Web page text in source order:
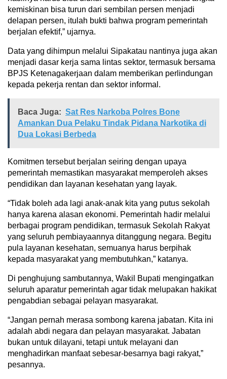
kemiskinan bisa turun dari sembilan persen menjadi
delapan persen, itulah bukti bahwa program pemerintah
berjalan efektif,” ujarnya.
Data yang dihimpun melalui Sipakatau nantinya juga akan
menjadi dasar kerja sama lintas sektor, termasuk bersama
BPJS Ketenagakerjaan dalam memberikan perlindungan
kepada pekerja rentan dan sektor informal.
Baca Juga: Sat Res Narkoba Polres Bone
Amankan Dua Pelaku Tindak Pidana Narkotika di
Dua Lokasi Berbeda
Komitmen tersebut berjalan seiring dengan upaya
pemerintah memastikan masyarakat memperoleh akses
pendidikan dan layanan kesehatan yang layak.
“Tidak boleh ada lagi anak-anak kita yang putus sekolah
hanya karena alasan ekonomi. Pemerintah hadir melalui
berbagai program pendidikan, termasuk Sekolah Rakyat
yang seluruh pembiayaannya ditanggung negara. Begitu
pula layanan kesehatan, semuanya harus berpihak
kepada masyarakat yang membutuhkan,” katanya.
Di penghujung sambutannya, Wakil Bupati mengingatkan
seluruh aparatur pemerintah agar tidak melupakan hakikat
pengabdian sebagai pelayan masyarakat.
“Jangan pernah merasa sombong karena jabatan. Kita ini
adalah abdi negara dan pelayan masyarakat. Jabatan
bukan untuk dilayani, tetapi untuk melayani dan
menghadirkan manfaat sebesar-besarnya bagi rakyat,”
pesannya.